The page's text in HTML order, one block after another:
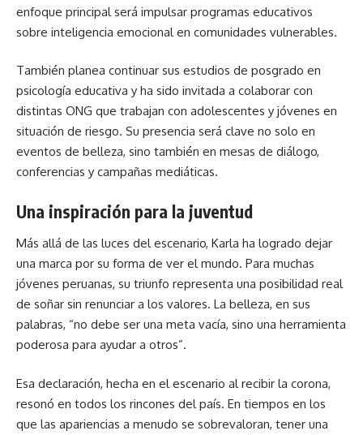
enfoque principal será impulsar programas educativos
sobre inteligencia emocional en comunidades vulnerables.
También planea continuar sus estudios de posgrado en
psicología educativa y ha sido invitada a colaborar con
distintas ONG que trabajan con adolescentes y jóvenes en
situación de riesgo. Su presencia será clave no solo en
eventos de belleza, sino también en mesas de diálogo,
conferencias y campañas mediáticas.
Una inspiración para la juventud
Más allá de las luces del escenario, Karla ha logrado dejar
una marca por su forma de ver el mundo. Para muchas
jóvenes peruanas, su triunfo representa una posibilidad real
de soñar sin renunciar a los valores. La belleza, en sus
palabras, “no debe ser una meta vacía, sino una herramienta
poderosa para ayudar a otros”.
Esa declaración, hecha en el escenario al recibir la corona,
resonó en todos los rincones del país. En tiempos en los
que las apariencias a menudo se sobrevaloran, tener una